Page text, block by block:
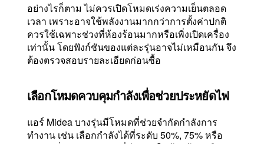
อย่างไรก็ตาม ไม่ควรเปิดโหมดเร่งความเย็นตลอด
เวลา เพราะอาจใช้พลังงานมากกว่าการตั้งค่าปกติ
ควรใช้เฉพาะช่วงที่ห้องร้อนมากหรือเพิ่งเปิดเครื่อง
เท่านั้น โดยฟังก์ชันของแต่ละรุ่นอาจไม่เหมือนกัน จึง
ต้องตรวจสอบรายละเอียดก่อนซื้อ
เลือกโหมดควบคุมกำลังเพื่อช่วยประหยัดไฟ
แอร์ Midea บางรุ่นมีโหมดที่ช่วยจำกัดกำลังการ
ทำงาน เช่น เลือกกำลังได้ที่ระดับ 50%, 75% หรือ